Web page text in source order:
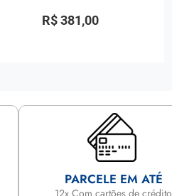
0
de
R$381,00
PARCELE EM ATÉ